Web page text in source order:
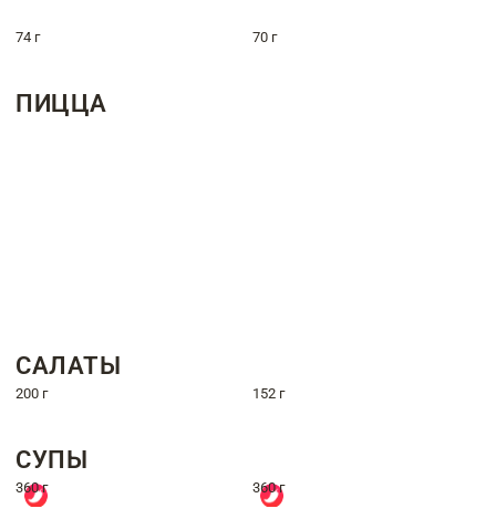
74 г 70 г
ПИЦЦА
САЛАТЫ
200 г 152 г
СУПЫ
360 г 360 г